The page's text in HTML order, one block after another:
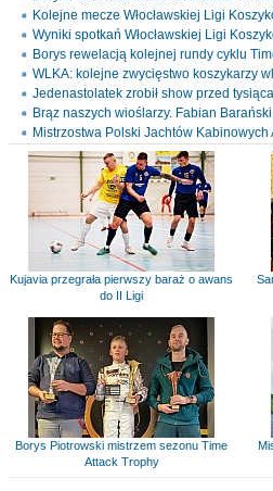
Kolejne mecze Włocławskiej Ligi
Wyniki spotkań Włocławskiej Ligi
Borys rewelacją kolejnej rundy cyklu
WLKA: kolejne zwycięstwo koszykarzy
Jedenastolatek zrobił show przed
Brąz naszych wioślarzy. Fabian
Mistrzostwa Polski Jachtów
Kujavia przegrała pierwszy baraż o awans
do II Ligi
Borys Piotrowski mistrzem sezonu Time
Attack Trophy